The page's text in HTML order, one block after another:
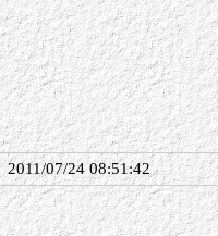
2011/07/24 08:51:42